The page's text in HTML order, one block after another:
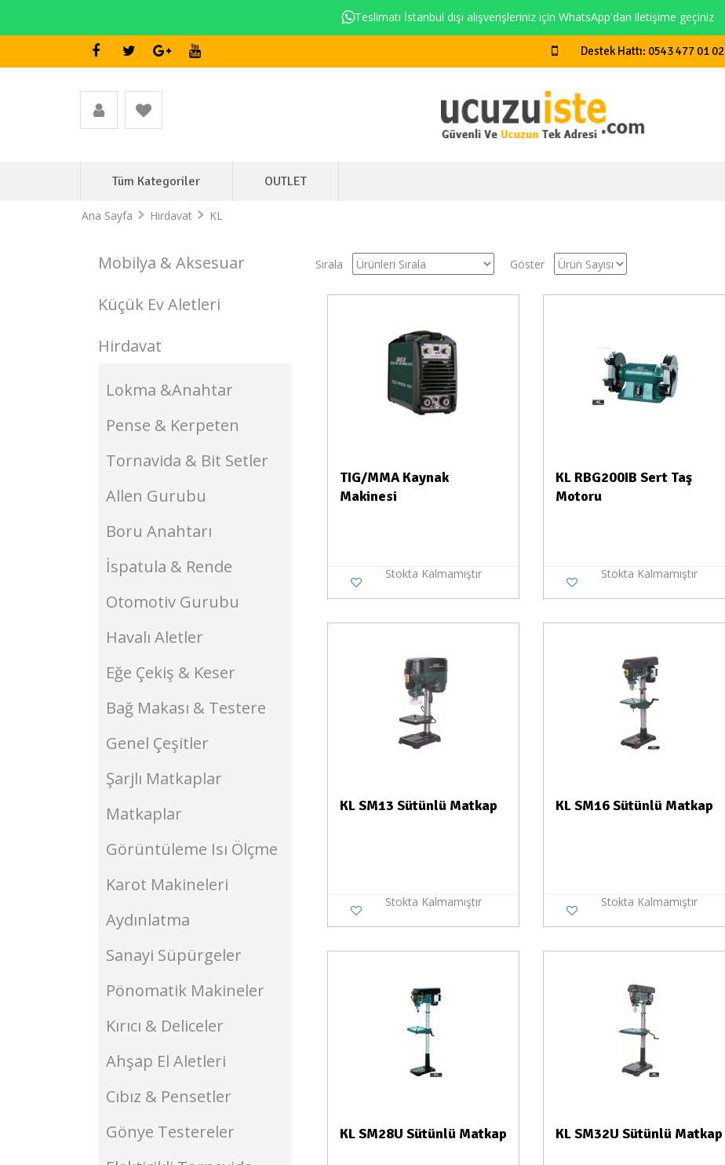
Teslimatı İstanbul dışı alışverişleriniz için WhatsApp'dan iletişime geçiniz
Destek Hattı: 0543 477 01 02
Tüm Kategoriler OUTLET
Ana Sayfa Hirdavat KL
Mobilya & Aksesuar
Küçük Ev Aletleri
Hirdavat
Lokma &Anahtar
Pense & Kerpeten
Tornavida & Bit Setler
Allen Gurubu
Boru Anahtarı
İspatula & Rende
Otomotiv Gurubu
Havalı Aletler
Eğe Çekiş & Keser
Bağ Makası & Testere
Genel Çeşitler
Şarjlı Matkaplar
Matkaplar
Görüntüleme Isı Ölçme
Karot Makineleri
Aydınlatma
Sanayi Süpürgeler
Pönomatik Makineler
Kırıcı & Deliceler
Ahşap El Aletleri
Cıbız & Pensetler
Gönye Testereler
Sırala Göster
TIG/MMA Kaynak
Makinesi
Stokta Kalmamıştır
KL RBG200IB Sert Taş
Motoru
Stokta Kalmamıştır
KL SM13 Sütünlü Matkap
Stokta Kalmamıştır
KL SM16 Sütünlü Matkap
Stokta Kalmamıştır
KL SM28U Sütünlü Matkap KL SM32U Sütünlü Matkap